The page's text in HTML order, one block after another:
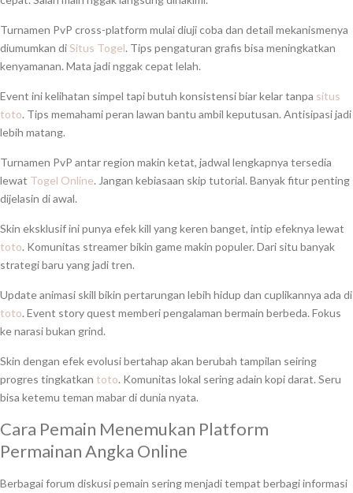
Turnamen PvP cross-platform mulai diuji coba dan detail mekanismenya
diumumkan diSitus Togel. Tips pengaturan grafis bisa meningkatkan
kenyamanan. Mata jadi nggak cepat lelah.
Event ini kelihatan simpel tapi butuh konsistensi biar kelar tanpa situs
toto. Tips memahami peran lawan bantu ambil keputusan. Antisipasi jadi
lebih matang.
Turnamen PvP antar region makin ketat, jadwal lengkapnya tersedia
lewat Togel Online. Jangan kebiasaan skip tutorial. Banyak fitur penting
dijelasin di awal.
Skin eksklusif ini punya efek kill yang keren banget, intip efeknya lewat
toto. Komunitas streamer bikin game makin populer. Dari situ banyak
strategi baru yang jadi tren.
Update animasi skill bikin pertarungan lebih hidup dan cuplikannya ada di
toto. Event story quest memberi pengalaman bermain berbeda. Fokus
ke narasi bukan grind.
Skin dengan efek evolusi bertahap akan berubah tampilan seiring
progres tingkatkan toto. Komunitas lokal sering adain kopi darat. Seru
bisa ketemu teman mabar di dunia nyata.
Cara Pemain Menemukan Platform
Permainan Angka Online
Berbagai forum diskusi pemain sering menjadi tempat berbagi informasi